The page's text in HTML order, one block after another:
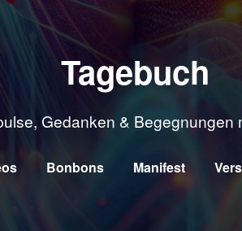
Tagebuch
Gedanken & Begegnungen
Bonbons Manifest